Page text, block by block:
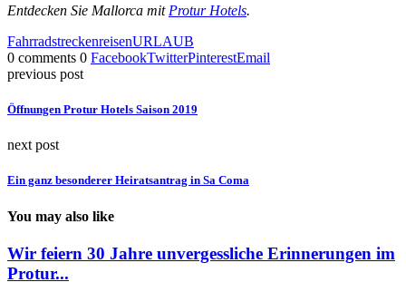
Entdecken Sie Mallorca mit Protur Hotels.
FahrradstreckenreisenURLAUB
0 comments 0 FacebookTwitterPinterestEmail
previous post
Öffnungen Protur Hotels Saison 2019
next post
Ein ganz besonderer Heiratsantrag in Sa Coma
You may also like
Wir feiern 30 Jahre unvergessliche Erinnerungen im
Protur...